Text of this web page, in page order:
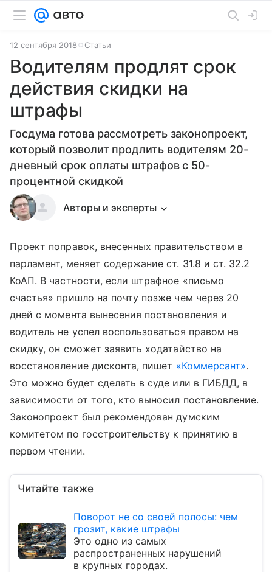
12 сентября 2018 Статьи
Водителям продлят срок
действия скидки на
штрафы
Госдума готова рассмотреть законопроект,
который позволит продлить водителям 20-
дневный срок оплаты штрафов с 50-
процентной скидкой
Авторы и эксперты
Проект поправок, внесенных правительством в
парламент, меняет содержание ст. 31.8 и ст. 32.2
КоАП. В частности, если штрафное «письмо
счастья» пришло на почту позже чем через 20
дней с момента вынесения постановления и
водитель не успел воспользоваться правом на
скидку, он сможет заявить ходатайство на
восстановление дисконта, пишет «Коммерсант».
Это можно будет сделать в суде или в ГИБДД, в
зависимости от того, кто выносил постановление.
Законопроект был рекомендован думским
комитетом по госстроительству к принятию в
первом чтении.
Читайте также
Поворот не со своей полосы: чем
грозит, какие штрафы
Это одно из самых
распространенных нарушений
в крупных городах.